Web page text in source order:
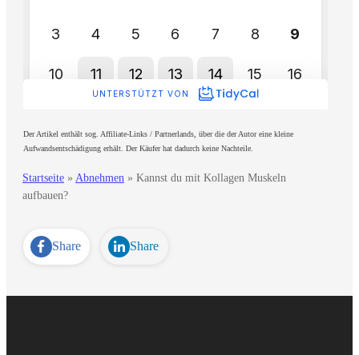
Der Artikel enthält sog. Affiliate-Links / Partnerlands, über die der Autor eine kleine
Aufwandsentschädigung erhält. Der Käufer hat dadurch keine Nachteile.
Startseite » Abnehmen » Kannst du mit Kollagen Muskeln
aufbauen?
Share Share